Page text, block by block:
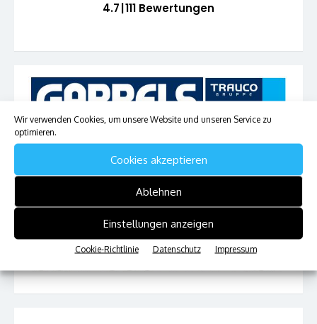
Wir verwenden Cookies, um unsere Website und unseren Service zu
optimieren.
Cookies akzeptieren
Ablehnen
Einstellungen anzeigen
Cookie-Richtlinie Datenschutz Impressum
4.7 111 Bewertungen